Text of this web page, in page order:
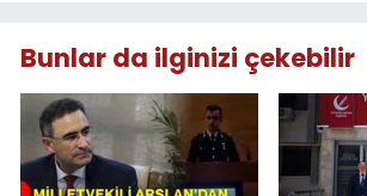
Bunlar da ilginizi çekebilir